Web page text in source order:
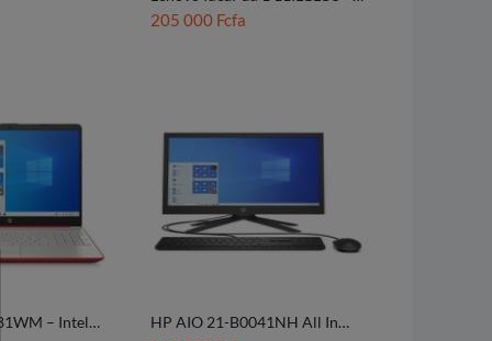
128 Go
205 000 Fcfa
– Intel
HP AIO 21-B0041NH All In